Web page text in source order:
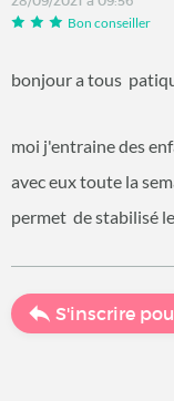
Bon conseiller
bonjour a tous
moi j'entraine des
avec eux toute la
permet de stabilisé
S'inscrire